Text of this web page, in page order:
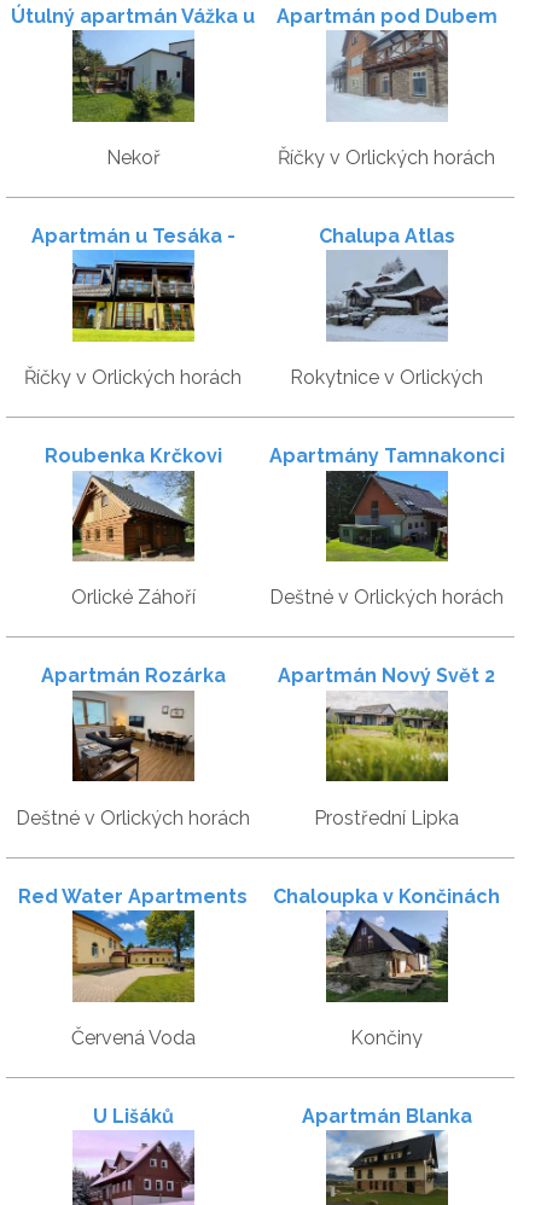
Útulný apartmán Vážka u
Pastvinské přehrady
Nekoř
Apartmán pod Dubem
Říčky v Orlických horách
Apartmán u Tesáka -
Apartmány Říčky
Říčky v Orlických horách
Chalupa Atlas
Rokytnice v Orlických
horách
Roubenka Krčkovi
Orlické Záhoří
Apartmány Tamnakonci
Deštné v Orlických horách
Apartmán Rozárka
Deštné v Orlických horách
Apartmán Nový Svět 2
Prostřední Lipka
Red Water Apartments
Červená Voda
Chaloupka v Končinách
Končiny
U Lišáků Apartmán Blanka